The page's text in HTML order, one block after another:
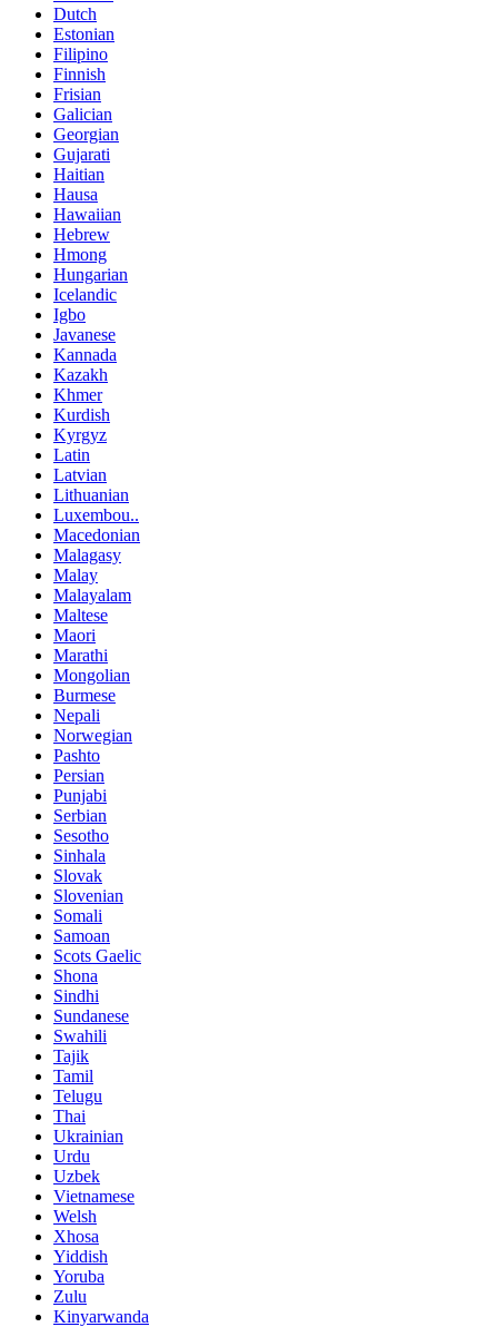
Dutch
Estonian
Filipino
Finnish
Frisian
Galician
Georgian
Gujarati
Haitian
Hausa
Hawaiian
Hebrew
Hmong
Hungarian
Icelandic
Igbo
Javanese
Kannada
Kazakh
Khmer
Kurdish
Kyrgyz
Latin
Latvian
Lithuanian
Luxembou..
Macedonian
Malagasy
Malay
Malayalam
Maltese
Maori
Marathi
Mongolian
Burmese
Nepali
Norwegian
Pashto
Persian
Punjabi
Serbian
Sesotho
Sinhala
Slovak
Slovenian
Somali
Samoan
Scots Gaelic
Shona
Sindhi
Sundanese
Swahili
Tajik
Tamil
Telugu
Thai
Ukrainian
Urdu
Uzbek
Vietnamese
Welsh
Xhosa
Yiddish
Yoruba
Zulu
Kinyarwanda